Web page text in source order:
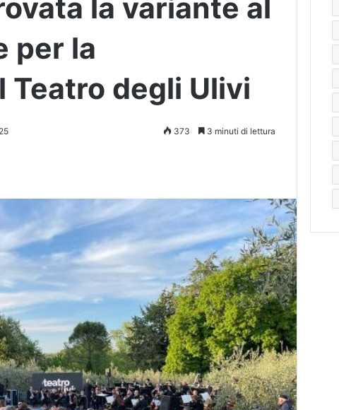
la variante al
per la
Teatro degli Ulivi
373 3 minuti di lettura